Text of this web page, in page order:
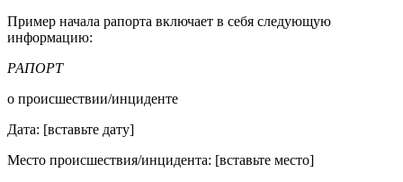
Пример начала рапорта включает в себя следующую
информацию:
РАПОРТ
о происшествии/инциденте
Дата: [вставьте дату]
Место происшествия/инцидента: [вставьте место]